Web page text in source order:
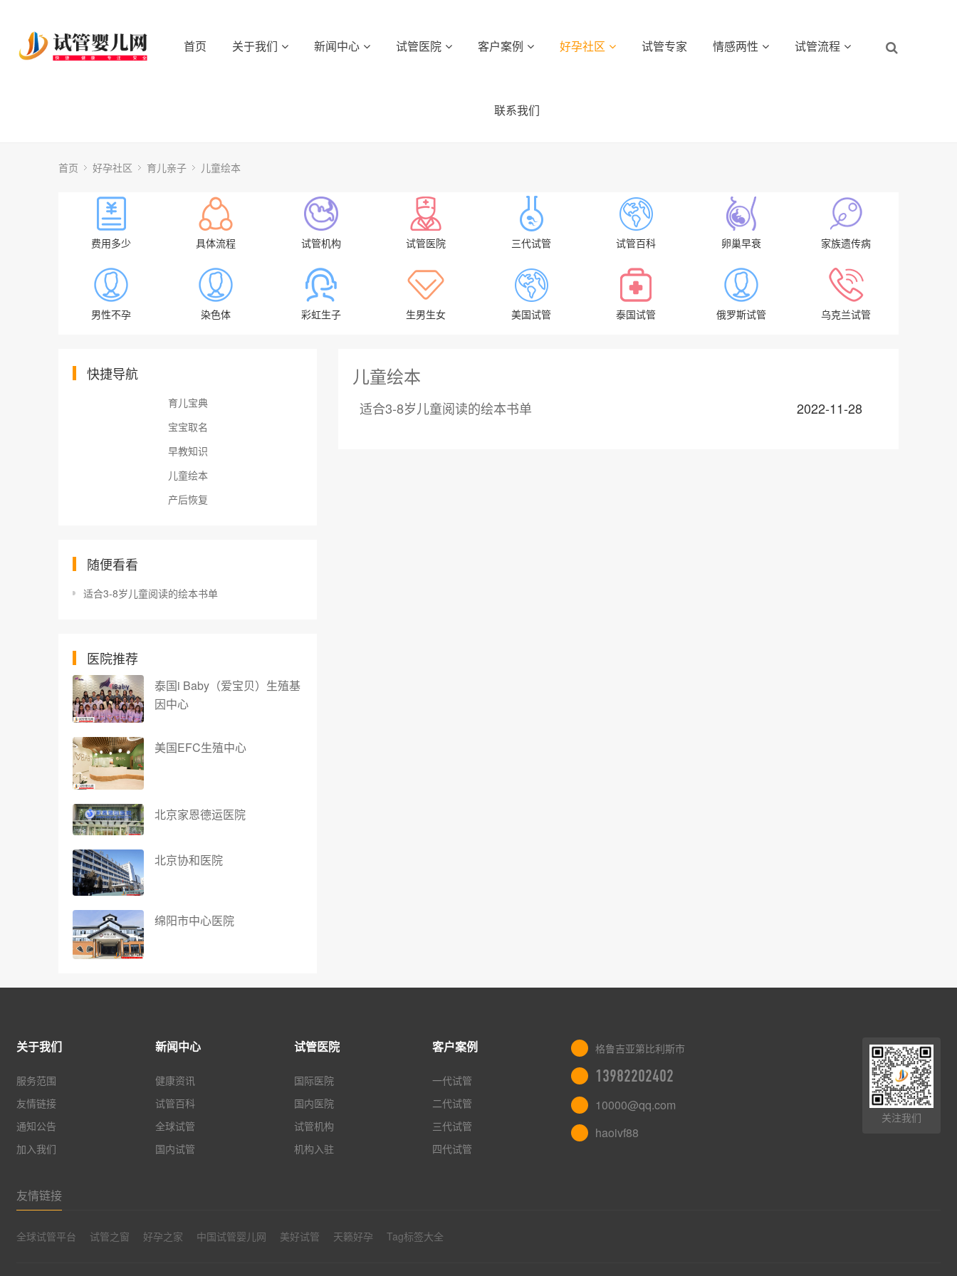
首页 关于我们 新闻中心 试管医院 客户案例 好孕社区 试管专家 情感两性 试管流程
联系我们
首页 好孕社区 育儿亲子 儿童绘本
费用多少 具体流程 试管机构 试管医院 三代试管 试管百科 卵巢早衰 家族遗传病
男性不孕 染色体 彩虹生子 生男生女 美国试管 泰国试管 俄罗斯试管 乌克兰试管
快捷导航
育儿宝典
宝宝取名
早教知识
儿童绘本
产后恢复
随便看看
适合3-8岁儿童阅读的绘本书单
医院推荐
泰国i Baby（爱宝贝）生殖基
因中心
美国EFC生殖中心
北京家恩德运医院
北京协和医院
绵阳市中心医院
儿童绘本
适合3-8岁儿童阅读的绘本书单 2022-11-28
关于我们
服务范围
友情链接
通知公告
加入我们
新闻中心
健康资讯
试管百科
全球试管
国内试管
试管医院
国际医院
国内医院
试管机构
机构入驻
客户案例
一代试管
二代试管
三代试管
四代试管
格鲁吉亚第比利斯市
13982202402
10000@qq.com
haoivf88
关注我们
友情链接
全球试管平台 试管之窗 好孕之家 中国试管婴儿网 美好试管 天籁好孕 Tag标签大全